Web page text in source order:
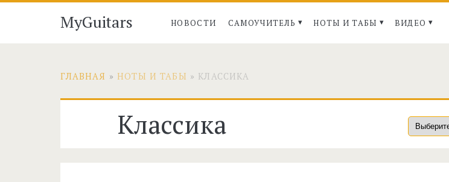
MyGuitars НОВОСТИ САМОУЧИТЕЛЬ НОТЫ И ТАБЫ ВИДЕО
ГЛАВНАЯ »НОТЫ И ТАБЫ » КЛАССИКА
Рубрика:
<span>Классика</span>
Классика